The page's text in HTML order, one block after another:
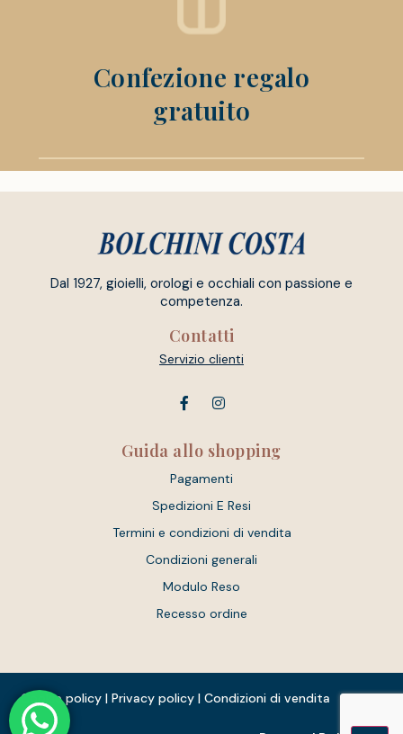
Confezione regalo
gratuito
Dal 1927, gioielli, orologi e occhiali con passione e
competenza.
Contatti
Servizio clienti
Guida allo shopping
Pagamenti
Spedizioni E Resi
Termini e condizioni di vendita
Condizioni generali
Modulo Reso
Recesso ordine
Cookie policy |Privacy policy |Condizioni di vendita